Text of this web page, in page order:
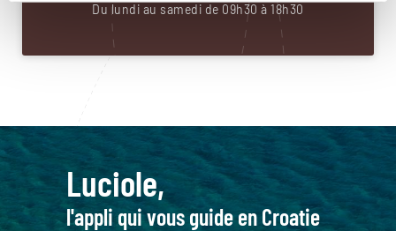
Du lundi au samedi de 09h30 à 18h30
Luciole,
l'appli qui vous guide en Croatie